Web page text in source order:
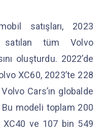
satışları, 2023
satılan tüm Volvo
oluşturdu. 2022’de
XC60, 2023’te 228
Cars’ın globalde
modeli toplam 200
XC40 ve 107 bin 549